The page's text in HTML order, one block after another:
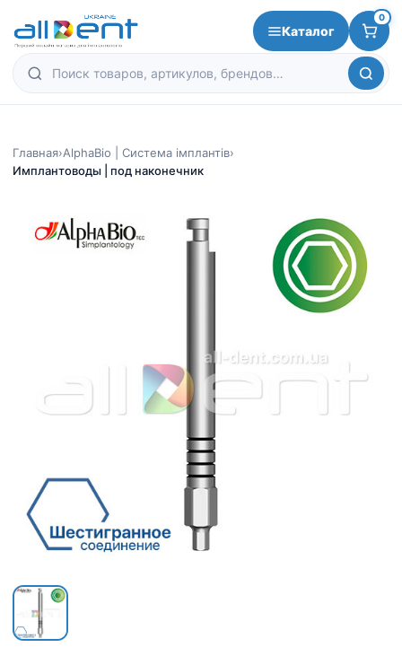
Каталог
0
Главная›AlphaBio | Система імплантів›
Имплантоводы | под наконечник